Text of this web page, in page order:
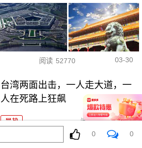
阅读 52770 03-30
台湾两面出击，一人走大道，一
人在死路上狂飙
最热 阅读 60490
台湾传来大消息，大陆对台主动
0 0